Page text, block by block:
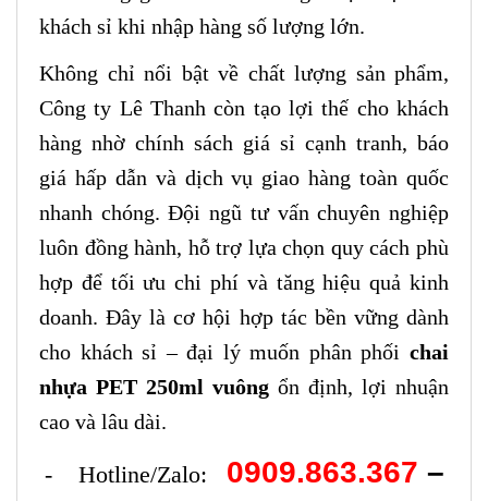
khách sỉ khi nhập hàng số lượng lớn.
Không chỉ nổi bật về chất lượng sản phẩm,
Công ty Lê Thanh còn tạo lợi thế cho khách
hàng nhờ chính sách giá sỉ cạnh tranh, báo
giá hấp dẫn và dịch vụ giao hàng toàn quốc
nhanh chóng. Đội ngũ tư vấn chuyên nghiệp
luôn đồng hành, hỗ trợ lựa chọn quy cách phù
hợp để tối ưu chi phí và tăng hiệu quả kinh
doanh. Đây là cơ hội hợp tác bền vững dành
cho khách sỉ – đại lý muốn phân phối chai
nhựa PET 250ml vuông ổn định, lợi nhuận
cao và lâu dài.
- Hotline/Zalo: 0909.863.367 –